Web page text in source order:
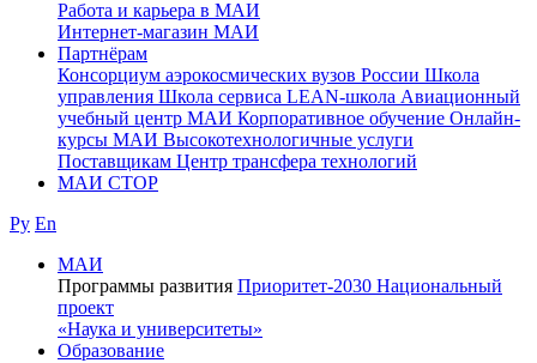
Работа и карьера в МАИ
Интернет-магазин МАИ
Партнёрам
Консорциум аэрокосмических вузов России Школа
управления Школа сервиса LEAN-школа Авиационный
учебный центр МАИ Корпоративное обучение Онлайн-
курсы МАИ Высокотехнологичные услуги
Поставщикам Центр трансфера технологий
МАИ СТОР
Ру En
МАИ
Программы развития Приоритет-2030 Национальный
проект
«Наука и университеты»
Образование